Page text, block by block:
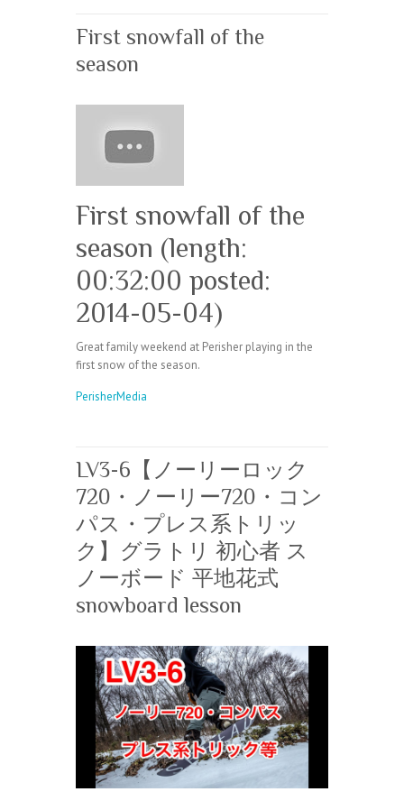
First snowfall of the
season
First snowfall of the
season (length:
00:32:00 posted:
2014-05-04)
Great family weekend at Perisher playing in the
first snow of the season.
PerisherMedia
LV3-6【ノーリーロック
720・ノーリー720・コン
パス・プレス系トリッ
ク】グラトリ 初心者 ス
ノーボード 平地花式
snowboard lesson